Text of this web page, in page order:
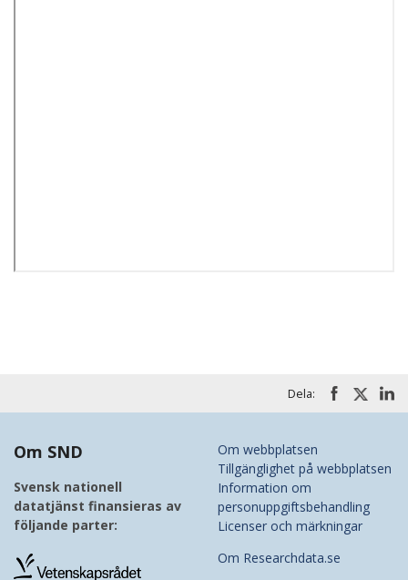
Dela:
Om SND
Svensk nationell
datatjänst finansieras av
följande parter:
Om webbplatsen
Tillgänglighet på webbplatsen
Information om
personuppgiftsbehandling
Licenser och märkningar
Om Researchdata.se